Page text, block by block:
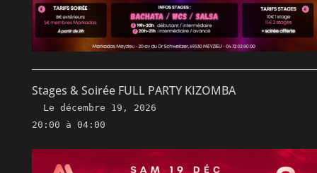
Stages & Soirée FULL PARTY KIZOMBA
Le décembre 19, 2026
20:00 à 04:00